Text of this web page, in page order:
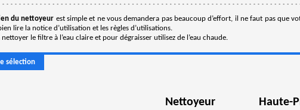
du nettoyeur est simple et ne vous demandera pas beaucoup d’effort, il ne faut pas que
lire la notice d’utilisation et les règles d’utilisations.
nettoyer le filtre à l’eau claire et pour dégraisser utilisez de l’eau chaude.
sélection
Nettoyeur Haute-